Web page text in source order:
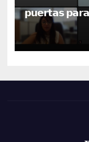
𝗽𝘂𝗲𝗿𝘁𝗮𝘀